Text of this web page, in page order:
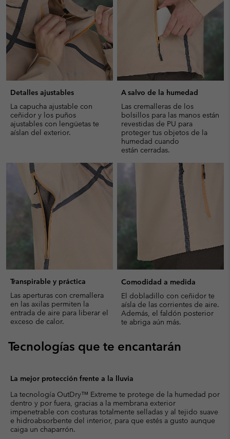
Detalles ajustables
La capucha ajustable con
ceñidor y los puños
ajustables con lengüetas te
aíslan del exterior.
A salvo de la humedad
Las cremalleras de los
bolsillos para las manos están
revestidas de PU para
proteger tus objetos de la
humedad cuando
están cerradas.
Transpirable y práctica
Las aperturas con cremallera
en las axilas permiten la
entrada de aire para liberar el
exceso de calor.
Comodidad a medida
El dobladillo con ceñidor te
aísla de las corrientes de aire.
Además, el faldón posterior
te abriga aún más.
Tecnologías que te encantarán
La mejor protección frente a la lluvia
La tecnología OutDry™ Extreme te protege de la humedad por
dentro y por fuera, gracias a la membrana exterior
impenetrable con costuras totalmente selladas y al tejido suave
e hidroabsorbente del interior, para que estés a gusto aunque
caiga un chaparrón.